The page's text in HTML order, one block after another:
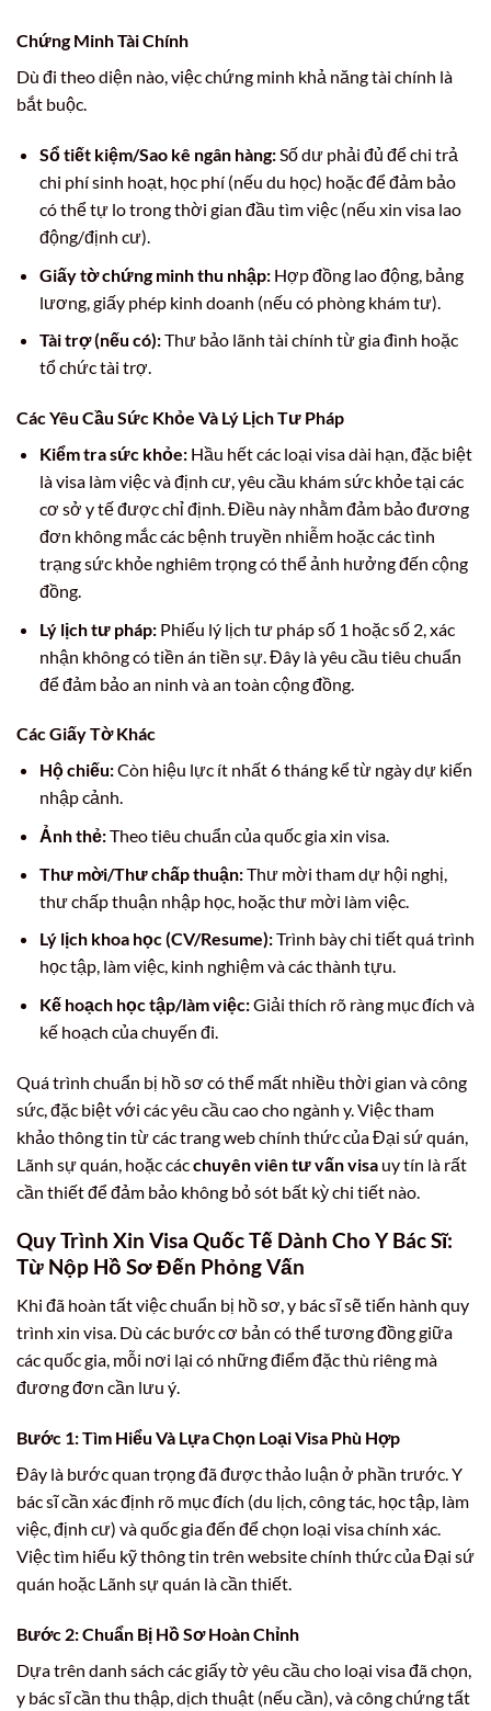
Chứng Minh Tài Chính
Dù đi theo diện nào, việc chứng minh khả năng tài chính là
bắt buộc.
Sổ tiết kiệm/Sao kê ngân hàng:Số dư phải đủ để chi trả
chi phí sinh hoạt, học phí (nếu du học) hoặc để đảm bảo
có thể tự lo trong thời gian đầu tìm việc (nếu xin visa lao
động/định cư).
Giấy tờ chứng minh thu nhập:Hợp đồng lao động, bảng
lương, giấy phép kinh doanh (nếu có phòng khám tư).
Tài trợ (nếu có):Thư bảo lãnh tài chính từ gia đình hoặc
tổ chức tài trợ.
Các Yêu Cầu Sức Khỏe Và Lý Lịch Tư Pháp
Kiểm tra sức khỏe:Hầu hết các loại visa dài hạn, đặc biệt
là visa làm việc và định cư, yêu cầu khám sức khỏe tại các
cơ sở y tế được chỉ định. Điều này nhằm đảm bảo đương
đơn không mắc các bệnh truyền nhiễm hoặc các tình
trạng sức khỏe nghiêm trọng có thể ảnh hưởng đến cộng
đồng.
Lý lịch tư pháp:Phiếu lý lịch tư pháp số 1 hoặc số 2, xác
nhận không có tiền án tiền sự. Đây là yêu cầu tiêu chuẩn
để đảm bảo an ninh và an toàn cộng đồng.
Các Giấy Tờ Khác
Hộ chiếu:Còn hiệu lực ít nhất 6 tháng kể từ ngày dự kiến
nhập cảnh.
Ảnh thẻ:Theo tiêu chuẩn của quốc gia xin visa.
Thư mời/Thư chấp thuận:Thư mời tham dự hội nghị,
thư chấp thuận nhập học, hoặc thư mời làm việc.
Lý lịch khoa học (CV/Resume):Trình bày chi tiết quá trình
học tập, làm việc, kinh nghiệm và các thành tựu.
Kế hoạch học tập/làm việc:Giải thích rõ ràng mục đích và
kế hoạch của chuyến đi.
Quá trình chuẩn bị hồ sơ có thể mất nhiều thời gian và công
sức, đặc biệt với các yêu cầu cao cho ngành y. Việc tham
khảo thông tin từ các trang web chính thức của Đại sứ quán,
Lãnh sự quán, hoặc cácchuyên viên tư vấn visa uy tín là rất
cần thiết để đảm bảo không bỏ sót bất kỳ chi tiết nào.
Quy Trình Xin Visa Quốc Tế Dành Cho Y Bác Sĩ:
Từ Nộp Hồ Sơ Đến Phỏng Vấn
Khi đã hoàn tất việc chuẩn bị hồ sơ, y bác sĩ sẽ tiến hành quy
trình xin visa. Dù các bước cơ bản có thể tương đồng giữa
các quốc gia, mỗi nơi lại có những điểm đặc thù riêng mà
đương đơn cần lưu ý.
Bước 1: Tìm Hiểu Và Lựa Chọn Loại Visa Phù Hợp
Đây là bước quan trọng đã được thảo luận ở phần trước. Y
bác sĩ cần xác định rõ mục đích (du lịch, công tác, học tập, làm
việc, định cư) và quốc gia đến để chọn loại visa chính xác.
Việc tìm hiểu kỹ thông tin trên website chính thức của Đại sứ
quán hoặc Lãnh sự quán là cần thiết.
Bước 2: Chuẩn Bị Hồ Sơ Hoàn Chỉnh
Dựa trên danh sách các giấy tờ yêu cầu cho loại visa đã chọn,
y bác sĩ cần thu thập, dịch thuật (nếu cần), và công chứng tất